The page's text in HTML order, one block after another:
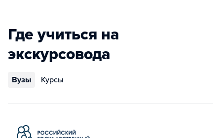
Где учиться на
экскурсовода
Вузы Курсы